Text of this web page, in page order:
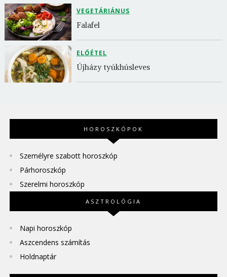
VEGETÁRIÁNUS
Falafel
ELŐÉTEL
Újházy tyúkhúsleves
HOROSZKÓPOK
Személyre szabott horoszkóp
Párhoroszkóp
Szerelmi horoszkóp
ASZTROLÓGIA
Napi horoszkóp
Aszcendens számítás
Holdnaptár